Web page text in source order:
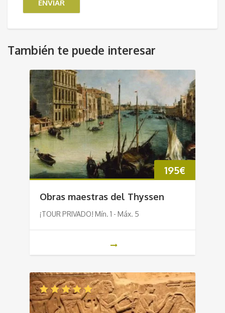
También te puede interesar
195€
Obras maestras del Thyssen
¡TOUR PRIVADO! Mín. 1 - Máx. 5